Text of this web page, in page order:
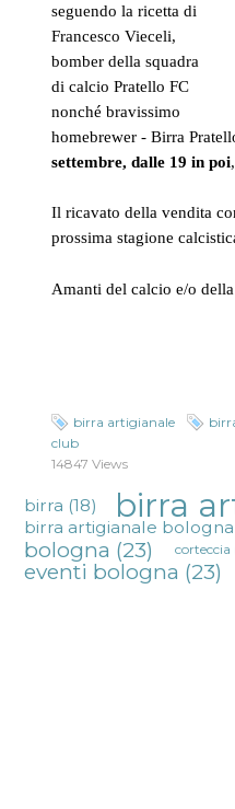
seguendo la ricetta di
Francesco Vieceli,
bomber della squadra
di calcio Pratello FC
nonché bravissimo
homebrewer - Birra
settembre, dalle 19 in poi
Il ricavato della vendita
prossima stagione
Amanti del calcio e/o
birra artigianale
club
14847 Views
birra (18) birra
birra artigianale bologna
bologna (23) corteccia
eventi bologna (23)